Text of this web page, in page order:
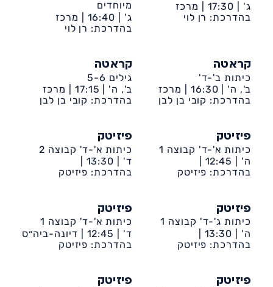
ג' | 17:30 |
מרכז
קהילתי דיונה
בהדרכת: רן לוי
מיוחדים
ג' | 16:40 |
מרכז
קהילתי דיונה
בהדרכת: רן לוי
קראטה
כיתות ב'-ד'
ב', ה' | 16:30 |
מרכז
קהילתי דיונה
בהדרכת: קובי בן לבן
קראטה
גילים 5-6
ב', ה' | 17:15 |
מרכז
קהילתי דיונה
בהדרכת: קובי בן לבן
פיזיטק
כיתות א'-ד' קבוצה 1
ה' |
12:45 |
דיונה-ביה״ס שקד
בהדרכת: פיזיטק
פיזיטק
כיתות א'-ד' קבוצה 2
ד' | 13:30 |
דיונה-ביה״ס רתמים
בהדרכת: פיזיטק
פיזיטק
כיתות ג'-ד' קבוצה 1
ה' | 13:30 |
דיונה-ביה״ס שקד
בהדרכת: פיזיטק
פיזיטק
כיתות א'-ד' קבוצה 1
ד' |
12:45 |
דיונה-ביה״ס
אריאל
בהדרכת: פיזיטק
פיזיטק פיזיטק